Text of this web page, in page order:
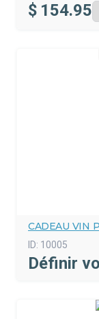
$ 154.95
CADEAU VIN
ID: 10005
Définir